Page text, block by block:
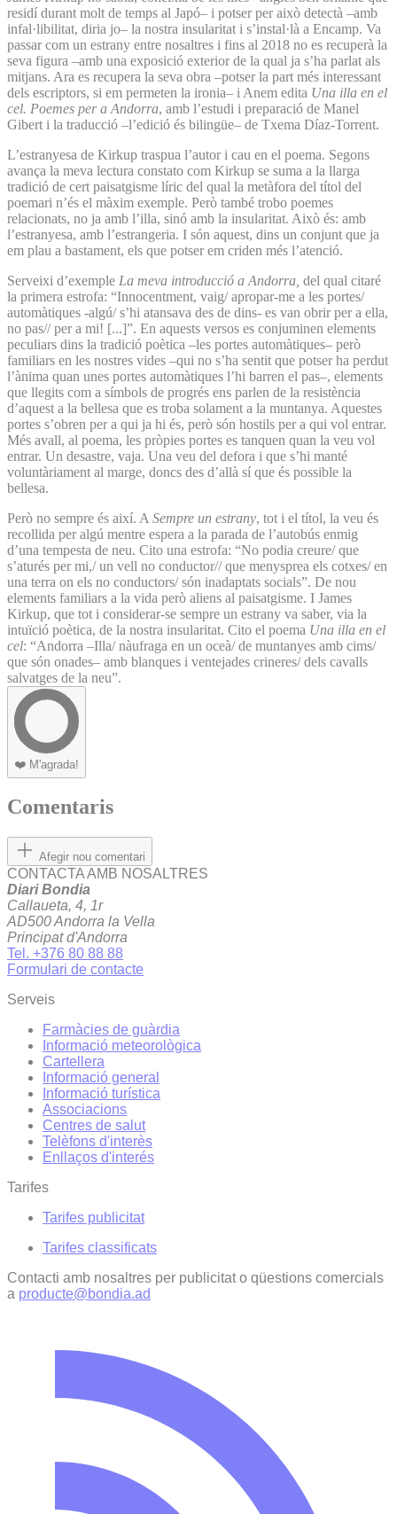
residí durant molt de temps al Japó– i potser per això detectà –amb
infal·libilitat, diria jo– la nostra insularitat i s’instal·là a Encamp. Va
passar com un estrany entre nosaltres i fins al 2018 no es recuperà la
seva figura –amb una exposició exterior de la qual ja s’ha parlat als
mitjans. Ara es recupera la seva obra –potser la part més interessant
dels escriptors, si em permeten la ironia– i Anem edita Una illa en el
cel. Poemes per a Andorra, amb l’estudi i preparació de Manel
Gibert i la traducció –l’edició és bilingüe– de Txema Díaz-Torrent.
L’estranyesa de Kirkup traspua l’autor i cau en el poema. Segons
avança la meva lectura constato com Kirkup se suma a la llarga
tradició de cert paisatgisme líric del qual la metàfora del títol del
poemari n’és el màxim exemple. Però també trobo poemes
relacionats, no ja amb l’illa, sinó amb la insularitat. Això és: amb
l’estranyesa, amb l’estrangeria. I són aquest, dins un conjunt que ja
em plau a bastament, els que potser em criden més l’atenció.
Serveixi d’exemple La meva introducció a Andorra, del qual citaré
la primera estrofa: “Innocentment, vaig/ apropar-me a les portes/
automàtiques -algú/ s’hi atansava des de dins- es van obrir per a ella,
no pas// per a mi! [...]”. En aquests versos es conjuminen elements
peculiars dins la tradició poètica –les portes automàtiques– però
familiars en les nostres vides –qui no s’ha sentit que potser ha perdut
l’ànima quan unes portes automàtiques l’hi barren el pas–, elements
que llegits com a símbols de progrés ens parlen de la resistència
d’aquest a la bellesa que es troba solament a la muntanya. Aquestes
portes s’obren per a qui ja hi és, però són hostils per a qui vol entrar.
Més avall, al poema, les pròpies portes es tanquen quan la veu vol
entrar. Un desastre, vaja. Una veu del defora i que s’hi manté
voluntàriament al marge, doncs des d’allà sí que és possible la
bellesa.
Però no sempre és així. A Sempre un estrany, tot i el títol, la veu és
recollida per algú mentre espera a la parada de l’autobús enmig
d’una tempesta de neu. Cito una estrofa: “No podia creure/ que
s’aturés per mi,/ un vell no conductor// que menysprea els cotxes/ en
una terra on els no conductors/ són inadaptats socials”. De nou
elements familiars a la vida però aliens al paisatgisme. I James
Kirkup, que tot i considerar-se sempre un estrany va saber, via la
intuïció poètica, de la nostra insularitat. Cito el poema Una illa en el
cel: “Andorra –Illa/ nàufraga en un oceà/ de muntanyes amb cims/
que són onades– amb blanques i ventejades crineres/ dels cavalls
salvatges de la neu”.
❤️ M'agrada!
Comentaris
Afegir nou comentari
CONTACTA AMB NOSALTRES
Diari Bondia
Callaueta, 4, 1r
AD500 Andorra la Vella
Principat d'Andorra
Tel. +376 80 88 88
Formulari de contacte
Serveis
Farmàcies de guàrdia
Informació meteorològica
Cartellera
Informació general
Informació turística
Associacions
Centres de salut
Telèfons d'interès
Enllaços d'interés
Tarifes
Tarifes publicitat
Tarifes classificats
Contacti amb nosaltres per publicitat o qüestions comercials
a producte@bondia.ad